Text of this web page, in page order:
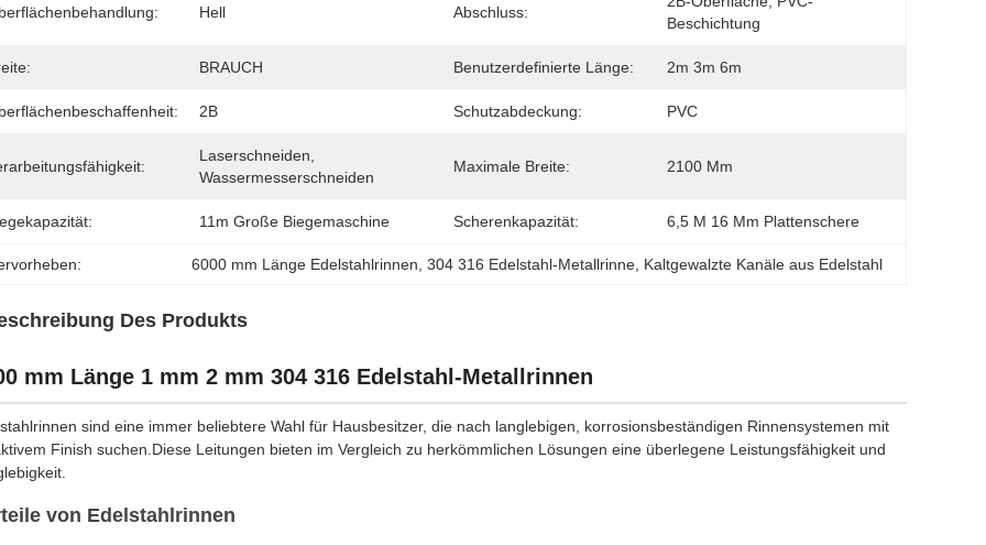
Hell Abschluss:
Beschichtung
BRAUCH Benutzerdefinierte Länge: 2m 3m 6m
2B Schutzabdeckung: PVC
Laserschneiden,
Wassermesserschneiden
Maximale Breite: 2100 Mm
11m Große Biegemaschine Scherenkapazität: 6,5 M 16 Mm Plattenschere
6000 mm Länge Edelstahlrinnen , 304 316 Edelstahl-Metallrinne Kaltgewalzte Kanäle aus Edelstahl
Des Produkts
mm Länge 1 mm 2 mm 304 316 Edelstahl-Metallrinnen
sind eine immer beliebtere Wahl für Hausbesitzer, die nach langlebigen, korrosionsbeständigen Rinnensystemen mit
Finish suchen.Diese Leitungen bieten im Vergleich zu herkömmlichen Lösungen eine überlegene Leistungsfähigkeit und
von Edelstahlrinnen